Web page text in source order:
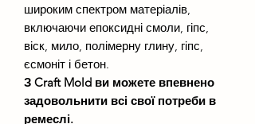
широким спектром матеріалів,
включаючи епоксидні смоли, гіпс,
віск, мило, полімерну глину, гіпс,
єсмоніт і бетон.
З Craft Mold ви можете впевнено
задовольнити всі свої потреби в
ремеслі.